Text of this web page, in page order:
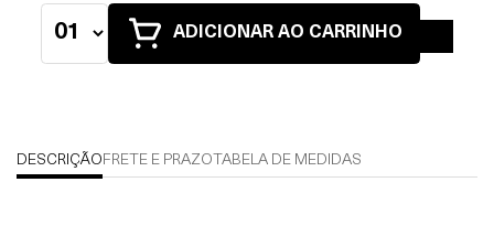
ADICIONAR AO CARRINHO
DESCRIÇÃO FRETE E PRAZOTABELA DE MEDIDAS